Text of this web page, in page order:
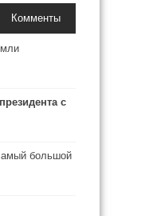
Комменты
с
большой